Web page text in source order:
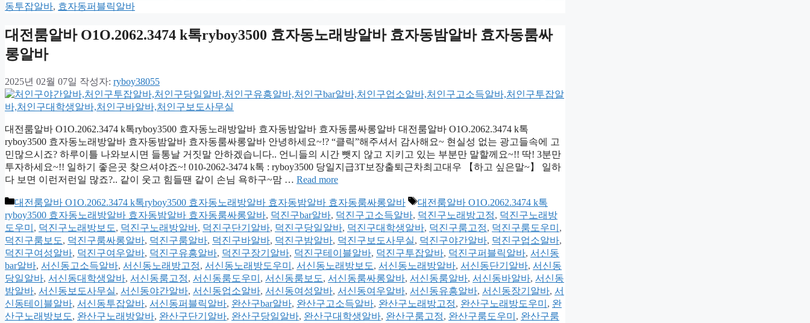
동투잡알바, 효자동퍼블릭알바
대전룸알바 O1O.2062.3474 k톡ryboy3500 효자동노래방알바 효자동밤알바 효자동룸싸
롱알바
2025년 02월 07일 작성자: ryboy38055
대전룸알바 O1O.2062.3474 k톡ryboy3500 효자동노래방알바 효자동밤알바 효자동룸싸롱알바 대전룸알바 O1O.2062.3474 k톡
ryboy3500 효자동노래방알바 효자동밤알바 효자동룸싸롱알바 안녕하세요~!? “클릭”해주셔서 감사해요~ 현실성 없는 광고들속에 고
민많으시죠? 하루이틀 나와보시면 들통날 거짓말 안하겠습니다.. 언니들의 시간 뺏지 않고 지키고 있는 부분만 말할께요~!! 딱! 3분만
투자하세요~!! 일하기 좋은곳 찾으셔야죠~! 010-2062-3474 k톡 : ryboy3500 당일지급3T보장출퇴근차최고대우 【하고 싶은말~】 일하
다 보면 이런저런일 많죠?.. 같이 웃고 힘들땐 같이 손님 욕하구~맘 … Read more
카
테
고
리
대전룸알바 O1O.2062.3474 k톡ryboy3500 효자동노래방알바 효자동밤알바 효자동룸싸롱알바
태
그
대전룸알바 O1O.2062.3474 k톡
ryboy3500 효자동노래방알바 효자동밤알바 효자동룸싸롱알바, 덕진구bar알바, 덕진구고소득알바, 덕진구노래방고정, 덕진구노래방
도우미 , 덕진구노래방보도, 덕진구노래방알바, 덕진구단기알바, 덕진구당일알바, 덕진구대학생알바, 덕진구룸고정, 덕진구룸도우미 ,
덕진구룸보도, 덕진구룸싸롱알바, 덕진구룸알바, 덕진구바알바, 덕진구밤알바, 덕진구보도사무실, 덕진구야간알바, 덕진구업소알바,
덕진구여성알바, 덕진구여우알바, 덕진구유흥알바, 덕진구장기알바, 덕진구테이블알바, 덕진구투잡알바, 덕진구퍼블릭알바, 서신동
bar알바, 서신동고소득알바, 서신동노래방고정, 서신동노래방도우미 , 서신동노래방보도, 서신동노래방알바, 서신동단기알바, 서신동
당일알바, 서신동대학생알바, 서신동룸고정, 서신동룸도우미 , 서신동룸보도, 서신동룸싸롱알바, 서신동룸알바, 서신동바알바, 서신동
밤알바, 서신동보도사무실, 서신동야간알바, 서신동업소알바, 서신동여성알바, 서신동여우알바, 서신동유흥알바, 서신동장기알바, 서
신동테이블알바, 서신동투잡알바, 서신동퍼블릭알바, 완산구bar알바, 완산구고소득알바, 완산구노래방고정, 완산구노래방도우미 , 완
산구노래방보도, 완산구노래방알바, 완산구단기알바, 완산구당일알바, 완산구대학생알바, 완산구룸고정, 완산구룸도우미 , 완산구룸